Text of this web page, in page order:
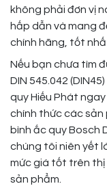
không phải đơn vị
hấp dẫn và mang
chính hãng, tốt
Nếu bạn chưa tìm
DIN 545.042
quy Hiếu Phát
chính thức các sản
bình ắc quy Bosch
chúng tôi niên yết
mức giá tốt trên thị
sản phẩm.